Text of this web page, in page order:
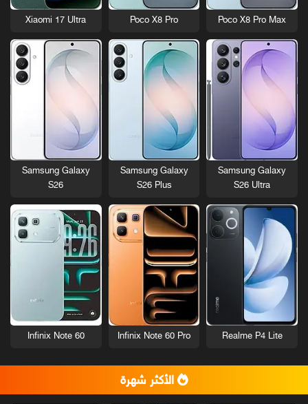
Poco X8 Pro Max
Poco X8 Pro
Xiaomi 17 Ultra
Samsung Galaxy
S26 Ultra
Samsung Galaxy
S26 Plus
Samsung Galaxy
S26
Realme P4 Lite
Infinix Note 60 Pro
Infinix Note 60
الأكثر شهرة